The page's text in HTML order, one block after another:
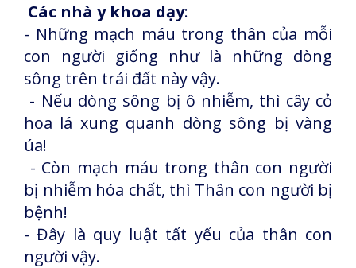
Các nhà y khoa dạy:
- Những mạch máu trong thân của mỗi
con người giống như là những dòng
sông trên trái đất này vậy.
- Nếu dòng sông bị ô nhiễm, thì cây cỏ
hoa lá xung quanh dòng sông bị vàng
úa!
- Còn mạch máu trong thân con người
bị nhiễm hóa chất, thì Thân con người bị
bệnh!
- Đây là quy luật tất yếu của thân con
người vậy.